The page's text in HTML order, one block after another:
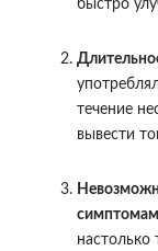
быстро
течение
вывести